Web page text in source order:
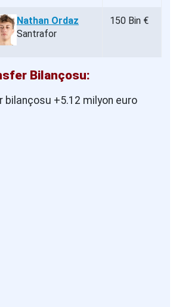
Nathan Ordaz
Santrafor
150 Bin €
Bilançosu:
bilançosu +5.12 milyon euro